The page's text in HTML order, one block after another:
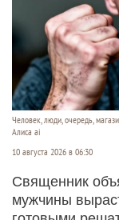
Человек, люди, очередь,
Алиса ai
10 августа 2026 в 06:30
Священник
мужчины